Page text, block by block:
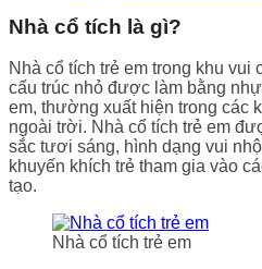
Nhà cổ tích là gì?
Nhà cổ tích trẻ em trong khu
cấu trúc nhỏ được làm bằng
em, thường xuất hiện trong các
ngoài trời. Nhà cổ tích trẻ em
sắc tươi sáng, hình dạng vui
khuyến khích trẻ tham gia vào
tạo.
Nhà cổ tích trẻ em